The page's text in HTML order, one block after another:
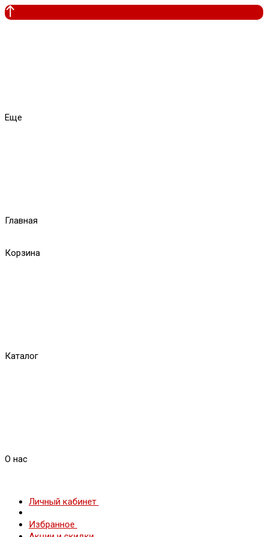
Еще
Главная
Корзина
Каталог
О нас
Личный кабинет
Избранное